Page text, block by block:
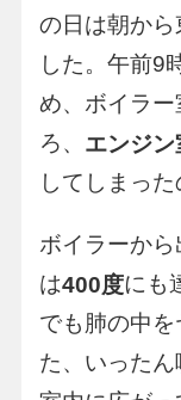
の日は朝か
した。午前9
め、ボイラー
ろ、 エンジ
してしまった
ボイラーか
は400度にも
でも肺の中
た、いった